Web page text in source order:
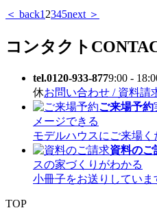
＜ back1 2345next ＞
コンタクト
tel.0120-933-8779:00 -
休お問い合わせ / 資料請
ご来場予約
メージできる
モデルハウスにご来場く
資料のご
スの家づくりがわかる
小冊子をお送りしていま
TOP